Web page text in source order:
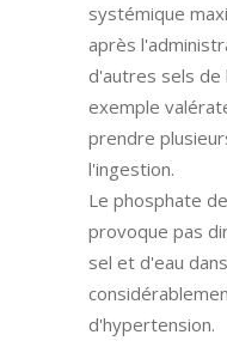
systémique
après
d'autres sels
exemple
prendre
l'ingestion.
Le phosphate
provoque pas
sel et d'eau
d'hypertension.